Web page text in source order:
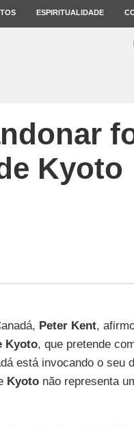
ESPIRITUALIDADE
Kyoto
Peter Kent,
Kyoto, que pretende
está invocando o seu
Kyoto não representa